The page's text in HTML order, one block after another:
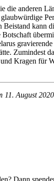
die anderen
glaub­würdige
Beistand kann
Zumindest
Kragen für
11. August